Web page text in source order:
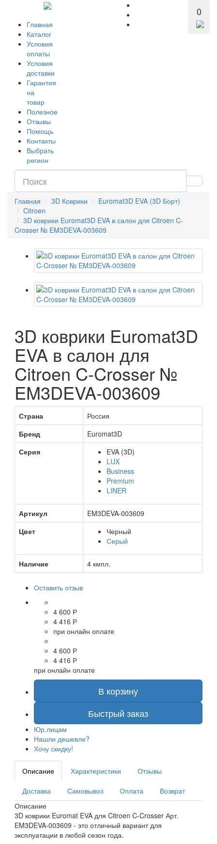
Главная
Каталог
Условия
оплаты
Условия
доставки
Гарантия
на
товар
Полезное
Отзывы
Помощь
Контакты
Выбрать
регион
0
Главная 3D Коврики
Euromat3D EVA (3D Борт)
Citroen
3D коврики Euromat3D EVA в салон для Citroen C-
Crosser № EM3DEVA-003609
3D коврики Euromat3D
EVA в салон для
Citroen C-Crosser №
EM3DEVA-003609
Страна
Россия
Бренд
Euromat3D
Серия
EVA (3D)
LUX
Business
Premium
LINER
Артикул
EM3DEVA-003609
Цвет
Черный
Серый
Наличие 4 кмпл.
Оставить отзыв
4 600 Р
4 416 Р
при онлайн оплате
4 600 Р
4 416 Р
при онлайн оплате
В корзину
Быстрый заказ
Юр.лицам
Нашли дешевле?
Хочу скидку!
Описание Характеристики Отзывы
Доставка Самовывоз Оплата
Возврат
Описание
3D коврики Euromat EVA для Citroen C-Crosser Арт.
EM3DEVA-003609 - это отличный вариант для
эксплуатации в любой сезон года.